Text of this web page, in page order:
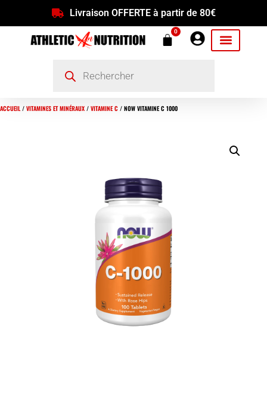
Livraison OFFERTE à partir de 80€
0
ACCUEIL/ VITAMINES ET MINÉRAUX / VITAMINE C / NOW VITAMINE C 1000